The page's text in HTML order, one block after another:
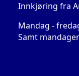
Innkjøring fra
Mandag -
Samt